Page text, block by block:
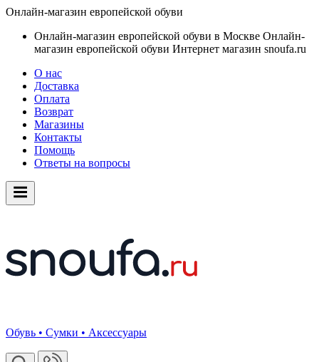
Онлайн-магазин европейской обуви
Онлайн-магазин европейской обуви в Москве Онлайн-
магазин европейской обуви Интернет магазин snoufa.ru
О нас
Доставка
Оплата
Возврат
Магазины
Контакты
Помощь
Ответы на вопросы
Обувь • Сумки • Аксессуары